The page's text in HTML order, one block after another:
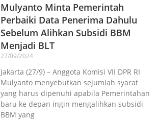
Mulyanto Minta Pemerintah
Perbaiki Data Penerima Dahulu
Sebelum Alihkan Subsidi BBM
Menjadi BLT
27/09/2024
Jakarta (27/9) – Anggota Komisi VII DPR RI
Mulyanto menyebutkan sejumlah syarat
yang harus dipenuhi apabila Pemerintahan
baru ke depan ingin mengalihkan subsidi
BBM yang